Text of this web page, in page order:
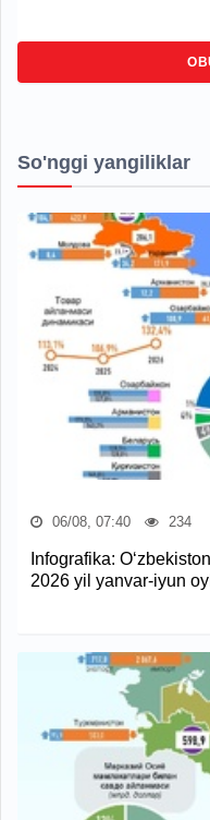
So'nggi yangiliklar
06/08, 07:40 234
Infografika:
2026 yil yanvar-iyun